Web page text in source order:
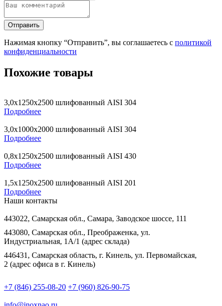
Нажимая кнопку “Отправить”, вы соглашаетесь с политикой
конфиденциальности
Похожие товары
3,0х1250х2500 шлифованный AISI 304
Подробнее
3,0х1000х2000 шлифованный AISI 304
Подробнее
0,8х1250х2500 шлифованный AISI 430
Подробнее
1,5х1250х2500 шлифованный AISI 201
Подробнее
Наши контакты
443022, Самарская обл., Самара, Заводское шоссе, 111
443080, Самарская обл., Преображенка, ул.
Индустриальная, 1А/1 (адрес склада)
446431, Самарская область, г. Кинель, ул. Первомайская,
2 (адрес офиса в г. Кинель)
+7 (846) 255-08-20 +7 (960) 826-90-75